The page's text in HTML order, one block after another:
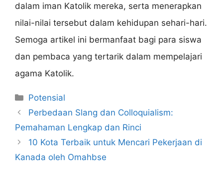
dalam iman Katolik mereka, serta menerapkan
nilai-nilai tersebut dalam kehidupan sehari-hari.
Semoga artikel ini bermanfaat bagi para siswa
dan pembaca yang tertarik dalam mempelajari
agama Katolik.
Categories
Potensial
Perbedaan Slang dan Colloquialism:
Pemahaman Lengkap dan Rinci
10 Kota Terbaik untuk Mencari Pekerjaan di
Kanada oleh Omahbse